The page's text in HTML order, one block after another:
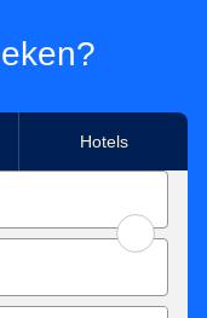
Hotels